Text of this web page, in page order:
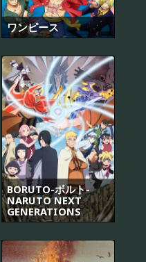
ワンピース
BORUTO-ボルト-
NARUTO NEXT
GENERATIONS